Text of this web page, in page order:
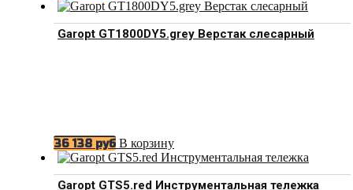
Garopt GT1800DY5.grey Верстак слесарный
36 138 руб В корзину
Garopt GTS5.red Инструментальная тележка